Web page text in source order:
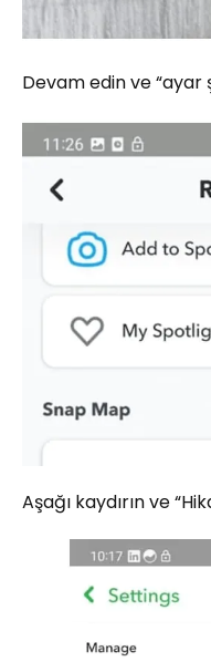
Devam edin ve “ayar
Aşağı kaydırın ve